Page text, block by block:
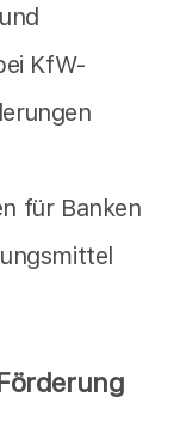
KfW-
für Banken